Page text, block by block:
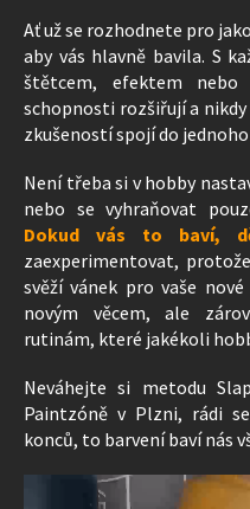
Ať už se rozhodnete pro
aby vás hlavně bavila. S
štětcem, efektem nebo
schopnosti rozšiřují a
zkušeností spojí do
Není třeba si v hobby
nebo se vyhraňovat
Dokud vás to baví,
zaexperimentovat,
svěží vánek pro vaše
novým věcem, ale
rutinám, které jakékoli
Neváhejte si metodu
Paintzóně v Plzni, rádi
konců, to barvení baví nás